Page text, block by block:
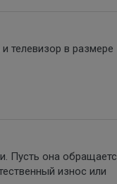
телевизор в размере
Пусть она
износ или